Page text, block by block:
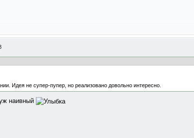
Идея не супер-пупер, но реализовано довольно интересно.
наивный